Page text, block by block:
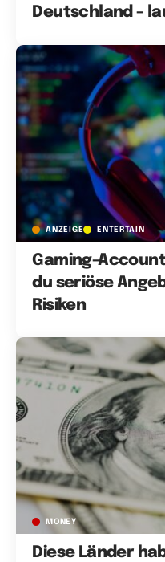
Deutschland –
ANZEIGE ENTERTAIN
Gaming-
du seriöse
Risiken
MONEY
Diese Länder